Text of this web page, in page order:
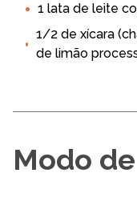
1 lata de leite
1/2 de xícara
de limão
Modo